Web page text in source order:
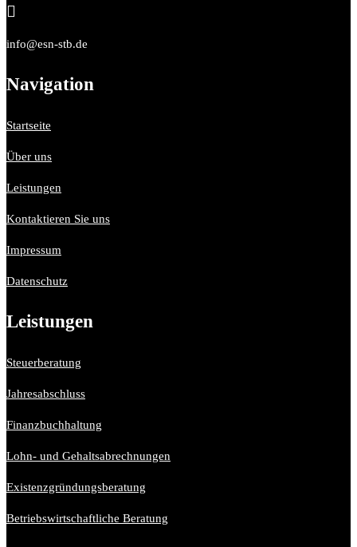

info@esn-stb.de
Navigation
Startseite
Über uns
Leistungen
Kontaktieren Sie uns
Impressum
Datenschutz
Leistungen
Steuerberatung
Jahresabschluss
Finanzbuchhaltung
Lohn- und Gehaltsabrechnungen
Existenzgründungsberatung
Betriebswirtschaftliche Beratung